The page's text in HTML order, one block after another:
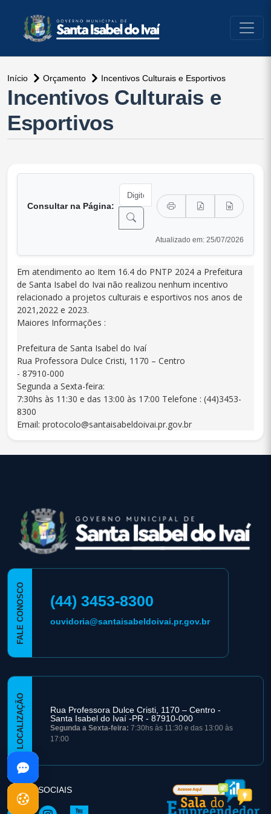
Início Orçamento Incentivos Culturais e Esportivos
Incentivos Culturais e
Esportivos
Consultar na Página:
Atualizado em: 25/07/2026
Em atendimento ao Item 16.4 do PNTP 2024 a Prefeitura
de Santa Isabel do Ivai não realizou nenhum incentivo
relacionado a projetos culturais e esportivos nos anos de
2021,2022 e 2023.
Maiores Informações :
Prefeitura de Santa Isabel do Ivaí
Rua Professora Dulce Cristi, 1170 – Centro
- 87910-000
Segunda a Sexta-feira:
7:30hs às 11:30 e das 13:00 às 17:00 Telefone : (44)3453-
8300
Email: protocolo@santaisabeldoivai.pr.gov.br
FALE CONOSCO (44) 3453-8300
ouvidoria@santaisabeldoivai.pr.gov.br
LOCALIZAÇÃO
Rua Professora Dulce Cristi, 1170 – Centro -
Santa Isabel do Ivaí -PR - 87910-000
Segunda a Sexta-feira: 7:30hs às 11:30 e das 13:00 às
17:00
REDES SOCIAIS